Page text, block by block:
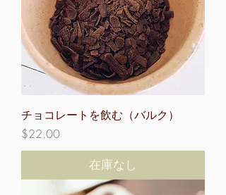
チョコレートを飲む（バルク）
価格
$22.00
在庫なし